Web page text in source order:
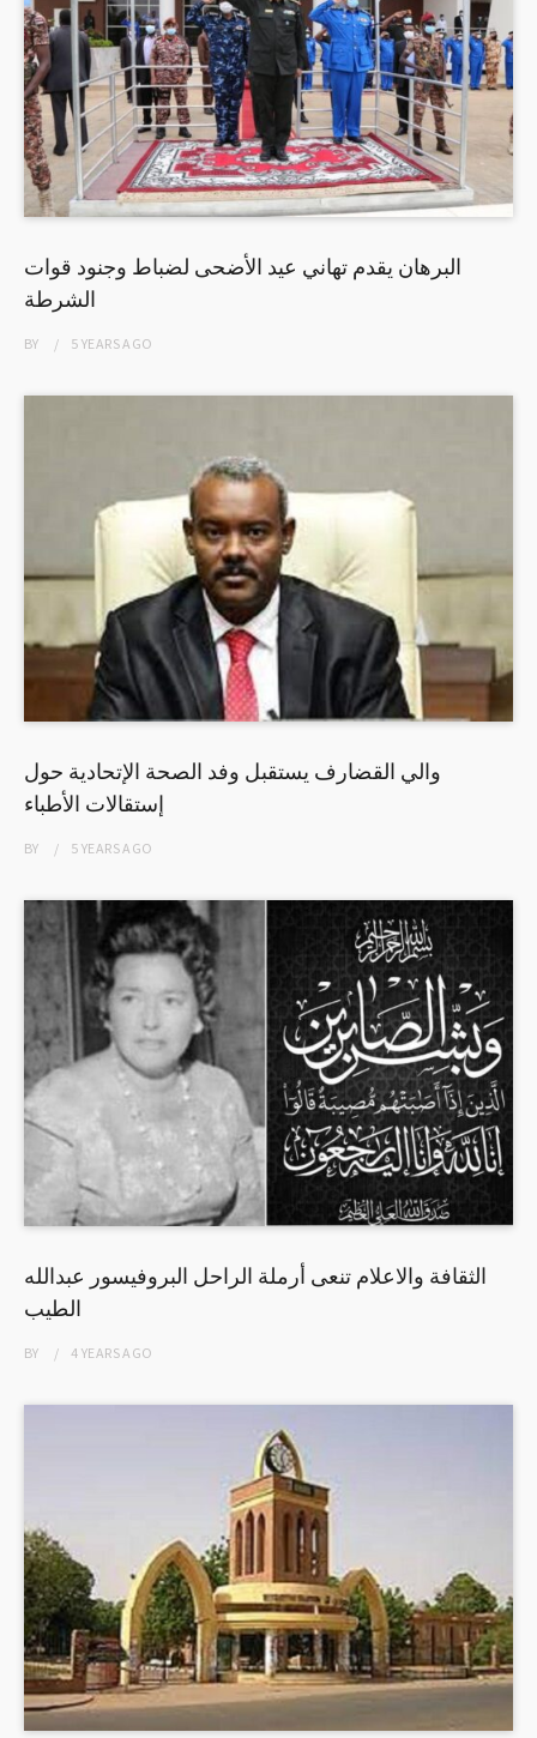
البرهان يقدم تهاني عيد الأضحى لضباط وجنود قوات
الشرطة
BY 5 YEARSAGO
والي القضارف يستقبل وفد الصحة الإتحادية حول
إستقالات الأطباء
BY 5 YEARSAGO
الثقافة والاعلام تنعى أرملة الراحل البروفيسور عبدالله
الطيب
BY 4 YEARSAGO